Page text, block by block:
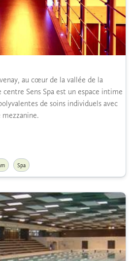
au cœur de la vallée de la
Sens Spa est un espace intime
de soins individuels avec
Spa